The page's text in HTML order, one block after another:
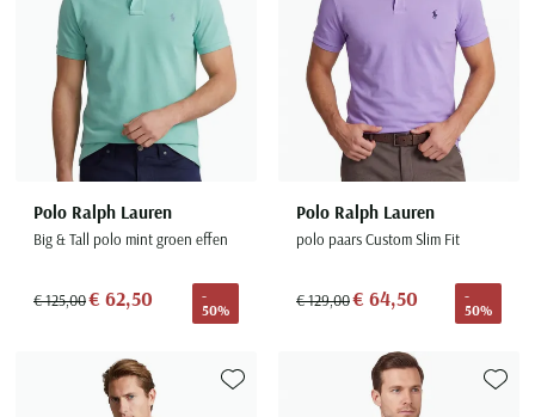
Seidensticker
Slater
State of Art
Superdry
Tenson
Thomas Maine
Tommy Hilfiger
UBR
Wellington of Billmore
Polo Ralph Lauren
Big & Tall polo mint groen effen
€ 125,00€ 62,50
-
50%
Polo Ralph Lauren
polo paars Custom Slim Fit
€ 129,00€ 64,50
-
50%
Toevoegen aan favorieten